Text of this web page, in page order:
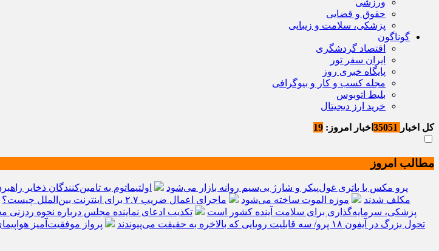
ورزشی
حقوق و قضایی
پزشکی، سلامت و زیبایی
گوناگون
اقتصاد گردشگری
ایران سفر تور
پایگاه خبری روز
مجله کسب و کار و بیوگرافی
بلیط اتوبوس
خرید ارز دیجیتال
کل اخبار اخبار امروز: 19
مطالب امروز
ردمی K100 پرو مکس با باتری غول‌پیکر و شارژ بی‌سیم روانه بازار می‌شود اولتیماتوم به تامین‌کنندگان ذخایر
مکلف شدند
موزه الموت ساخته می‌شود ماجرای اعمال ضریب ۲.۷ برای اینترنت بین‌الملل چیست؟
پزشکی، سرمایه‌گذاری برای سلامت آینده کشور است
تکذیب ادعای نماینده مجلس درباره نحوه ردزنی
تحول بزرگ در آیفون ۱۸ پرو/ سه قابلیت رویایی که بالاخره به حقیقت می‌پیوندند
پرواز موفقیت‌آمیز